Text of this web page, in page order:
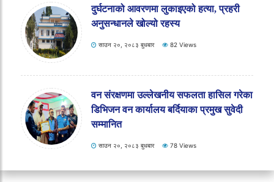
शिक्षक मिलान र सरुवा निर्णय पुनरावलोकन गर्न
बढैयातालका राजनीतिक दलको अल्टिमेटम
साउन २०, २०८३ बुधबार 193 Views
दुर्घटनाको आवरणमा लुकाइएको हत्या, प्रहरी
अनुसन्धानले खोल्यो रहस्य